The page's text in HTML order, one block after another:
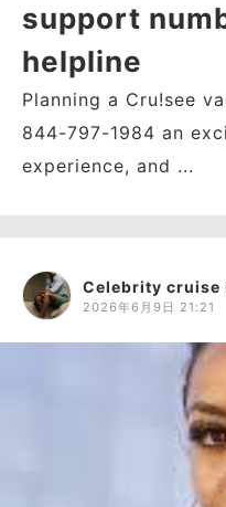
support
helpline
Planning a Cru!see
844-797-1984 an
experience, and ...
Celebrity cruise
2026年6月9日 21:21